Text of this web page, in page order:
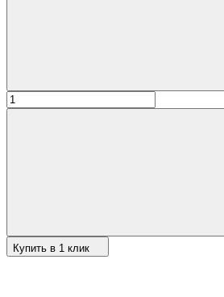
Купить в 1 клик